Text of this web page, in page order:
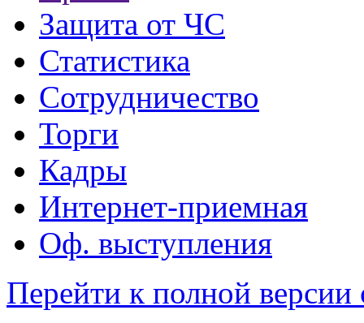
Защита от ЧС
Статистика
Сотрудничество
Торги
Кадры
Интернет-приемная
Оф. выступления
Перейти к полной версии